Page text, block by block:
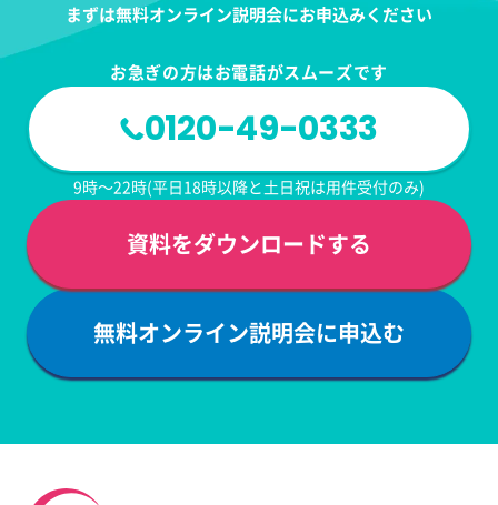
まずは無料オンライン説明会にお申込みください
無料オンライン説明会に申込む
資料をダウンロードする
お急ぎの方はお電話がスムーズです
0120-49-0333
9時～22時(平日18時以降と土日祝は用件受付のみ)